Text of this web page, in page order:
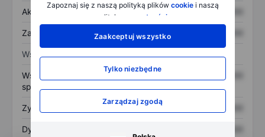
Zapoznaj się z naszą polityką plików cookiei naszą
polityką
prywatności
Zaakceptuj wszystko
Tylko niezbędne
Zarządzaj zgodą
Aktywa ogółem XXXXXXX XXXXXXX
Zadłużenie ogółem XXXXXXX
Wskaźniki
Współczynnik cena do
sprzedaży
XXXXXXX
Zysk na akcję XXXXXXX
Dywidenda na akcję